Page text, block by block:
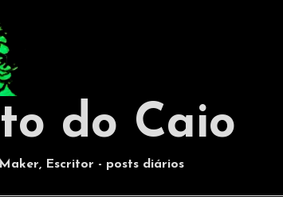
do Caio
Escritor - posts diários